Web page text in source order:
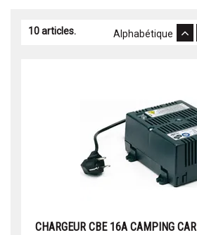
10 articles. Alphabétique
CHARGEUR CBE 16A CAMPING CAR